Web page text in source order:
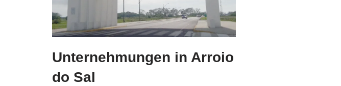
Unternehmungen in Arroio
do Sal